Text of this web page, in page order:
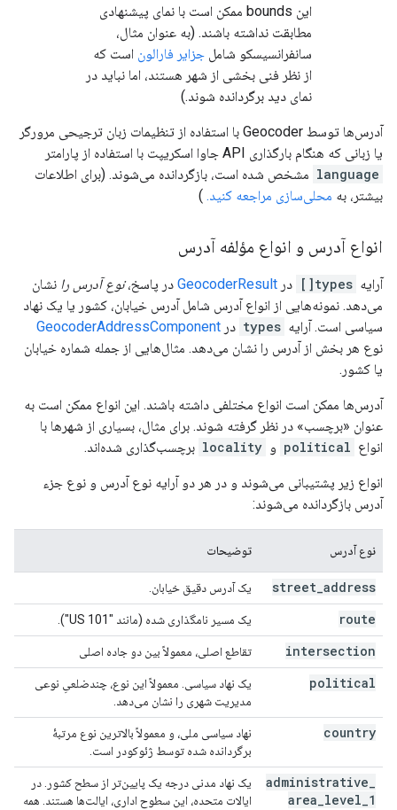
این bounds ممکن است با نمای پیشنهادی
مطابقت نداشته باشند. (به عنوان مثال،
سانفرانسیسکو شامل جزایر فارالون است که
از نظر فنی بخشی از شهر هستند، اما نباید در
نمای دید برگردانده شوند.)
آدرس‌ها توسط Geocoder با استفاده از تنظیمات زبان ترجیحی مرورگر
یا زبانی که هنگام بارگذاری API جاوا اسکریپت با استفاده از پارامتر
language مشخص شده است، بازگردانده می‌شوند. (برای اطلاعات
بیشتر، به محلی‌سازی مراجعه کنید. )
انواع آدرس و انواع مؤلفه آدرس
آرایه types[] در GeocoderResult در پاسخ،نوع آدرس را نشان
می‌دهد. نمونه‌هایی از انواع آدرس شامل آدرس خیابان، کشور یا یک نهاد
سیاسی است. آرایه types در GeocoderAddressComponent
نوع هر بخش از آدرس را نشان می‌دهد. مثال‌هایی از جمله شماره خیابان
یا کشور.
آدرس‌ها ممکن است انواع مختلفی داشته باشند. این انواع ممکن است به
عنوان «برچسب» در نظر گرفته شوند. برای مثال، بسیاری از شهرها با
انواع political و locality برچسب‌گذاری شده‌اند.
انواع زیر پشتیبانی می‌شوند و در هر دو آرایه نوع آدرس و نوع جزء
آدرس بازگردانده می‌شوند:
نوع آدرس توضیحات
street address یک آدرس دقیق خیابان.
route یک مسیر نامگذاری شده (مانند "US 101").
intersection تقاطع اصلی، معمولاً بین دو جاده اصلی
political
یک نهاد سیاسی. معمولاً این نوع، چندضلعیِ نوعی
مدیریت شهری را نشان می‌دهد.
country
نهاد سیاسی ملی، و معمولاً بالاترین نوع مرتبۀ
برگردانده شده توسط ژئوکودر است.
administrative
area level 1
یک نهاد مدنی درجه یک پایین‌تر از سطح کشور. در
ایالات متحده، این سطوح اداری، ایالت‌ها هستند. همه